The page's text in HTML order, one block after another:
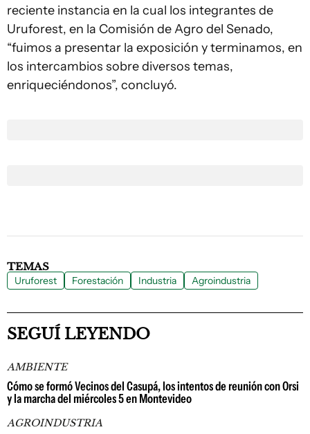
reciente instancia en la cual los integrantes de
Uruforest, en la Comisión de Agro del Senado,
“fuimos a presentar la exposición y terminamos, en
los intercambios sobre diversos temas,
enriqueciéndonos”, concluyó.
TEMAS
Uruforest Forestación Industria Agroindustria
SEGUÍ LEYENDO
AMBIENTE
Cómo se formó Vecinos del Casupá, los intentos de reunión con Orsi
y la marcha del miércoles 5 en Montevideo
AGROINDUSTRIA